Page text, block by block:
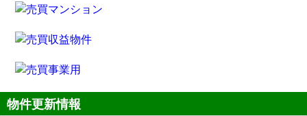
物件更新情報